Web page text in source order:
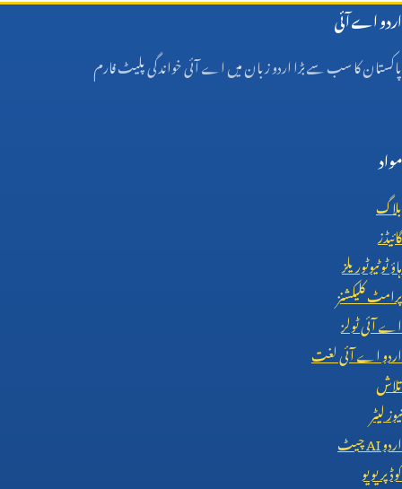
اردو اے آئی
پاکستان کا سب سے بڑا اردو زبان میں اے آئی خواندگی پلیٹ فارم
مواد
بلاگ
گائیڈز
ہاؤ ٹو ٹیوٹوریلز
پرامٹ کلیکشنز
اے آئی ٹولز
اردو اے آئی لغت
تلاش
نیوز لیٹر
اردوAIچیٹ
کوڈ پریویو